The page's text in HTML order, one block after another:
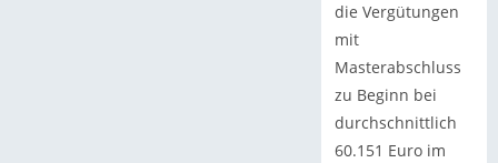
die Vergütungen
mit
Masterabschluss
zu Beginn bei
durchschnittlich
60.151 Euro im